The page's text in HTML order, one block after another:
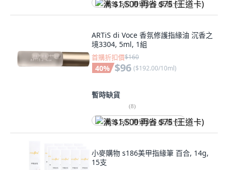
满 $1,500 再省 $75 (王道卡)
ARTiS di Voce 香氛修護指緣油 沉香之
境3304, 5ml, 1組
首購折扣價$160
40% $96 ($192.00/10ml)
暫時缺貨
(8)
满 $1,500 再省 $75 (王道卡)
小麥購物 s186美甲指緣筆 百合, 14g,
15支